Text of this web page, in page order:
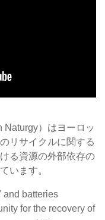
Naturgy）はヨーロッ
リサイクルに関する
る資源の外部依存の
います。
and batteries
for the recovery of